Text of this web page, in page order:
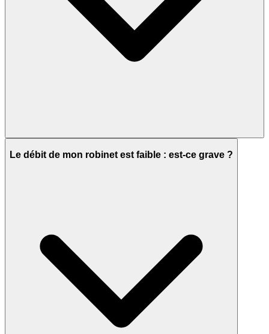
Le débit de mon robinet est faible : est-ce grave ?